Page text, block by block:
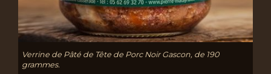
Verrine de Pâté de Tête de Porc Noir Gascon, de 190
grammes.